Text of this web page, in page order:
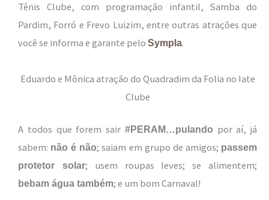
Tênis Clube, com programação infantil, Samba do
Pardim, Forró e Frevo Luizim, entre outras atrações que
você se informa e garante pelo Sympla.
Eduardo e Mônica atração do Quadradim da Folia no Iate
Clube
A todos que forem sair #PERAM…pulando por aí, já
sabem: não é não; saiam em grupo de amigos; passem
protetor solar; usem roupas leves; se alimentem;
bebam água também; e um bom Carnaval!